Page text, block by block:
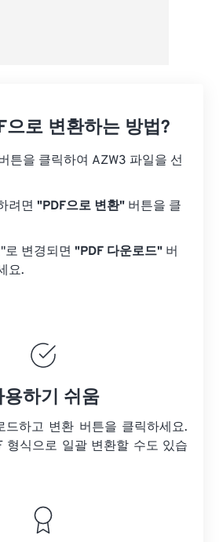
으로 변환하는 방법?
튼을 클릭하여 AZW3 파일을 선
려면 "PDF으로 변환" 버튼을 클
로 변경되면 "PDF 다운로드" 버
요.
용하기 쉬움
드하고 변환 버튼을 클릭하세요.
형식으로 일괄 변환할 수도 있습